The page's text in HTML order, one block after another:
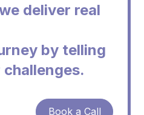
deliver real
by telling
Book a Call